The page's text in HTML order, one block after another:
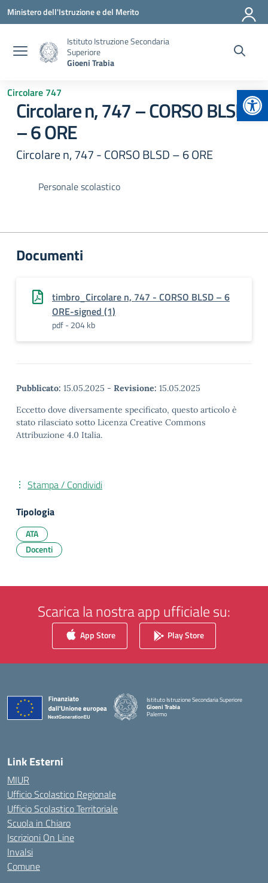
Vai ai contenuti
Vai al menu di navigazione
Vai al footer
Ministero dell'Istruzione e del Merito
Istituto Istruzione Secondaria
Superiore
Gioeni Trabia
Circolare 747
Circolare n, 747 – CORSO BLSD
– 6 ORE
Circolare n, 747 - CORSO BLSD – 6 ORE
Personale scolastico
Documenti
timbro_Circolare n, 747 - CORSO BLSD – 6
ORE-signed (1)
pdf - 204 kb
Pubblicato: 15.05.2025 - Revisione: 15.05.2025
Eccetto dove diversamente specificato, questo articolo è
stato rilasciato sotto Licenza Creative Commons
Attribuzione 4.0 Italia.
Stampa / Condividi
Tipologia
ATA
Docenti
Scarica la nostra app ufficiale su:
App Store Play Store
Istituto Istruzione Secondaria Superiore
Gioeni Trabia
Palermo
Link Esterni
MIUR
Ufficio Scolastico Regionale
Ufficio Scolastico Territoriale
Scuola in Chiaro
Iscrizioni On Line
Invalsi
Comune